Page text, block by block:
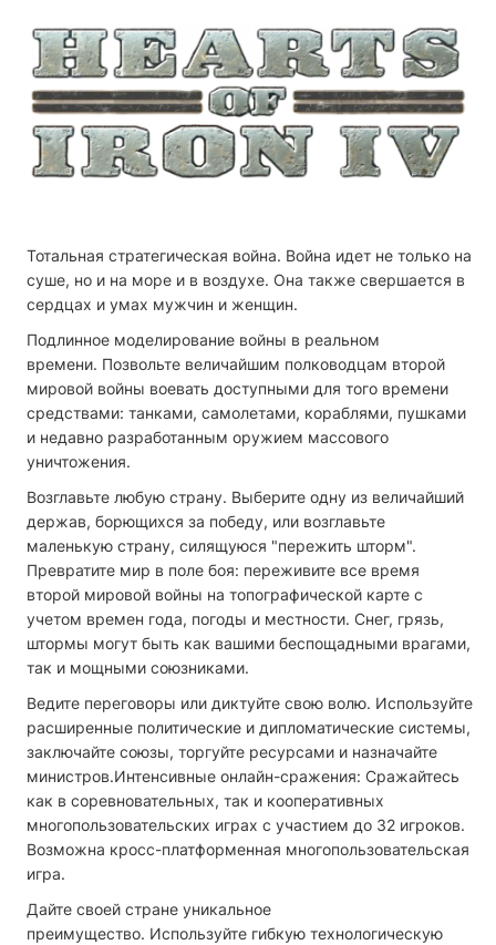
Тотальная стратегическая война. Война идет не только на
суше, но и на море и в воздухе. Она также свершается в
сердцах и умах мужчин и женщин.
Подлинное моделирование войны в реальном
времени. Позвольте величайшим полководцам второй
мировой войны воевать доступными для того времени
средствами: танками, самолетами, кораблями, пушками
и недавно разработанным оружием массового
уничтожения.
Возглавьте любую страну. Выберите одну из величайший
держав, борющихся за победу, или возглавьте
маленькую страну, силящуюся "пережить шторм".
Превратите мир в поле боя: переживите все время
второй мировой войны на топографической карте с
учетом времен года, погоды и местности. Снег, грязь,
штормы могут быть как вашими беспощадными врагами,
так и мощными союзниками.
Ведите переговоры или диктуйте свою волю. Используйте
расширенные политические и дипломатические системы,
заключайте союзы, торгуйте ресурсами и назначайте
министров.Интенсивные онлайн-сражения: Сражайтесь
как в соревновательных, так и кооперативных
многопользовательских играх с участием до 32 игроков.
Возможна кросс-платформенная многопользовательская
игра.
Дайте своей стране уникальное
преимущество. Используйте гибкую технологическую